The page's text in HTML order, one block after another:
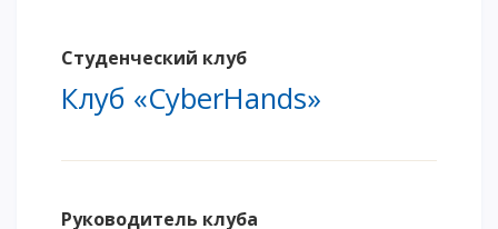
Все о поступлении
Гранты
Меньше 50 баллов/Без ЕНТ
Студенческий клуб
Клуб «CyberHands»
Руководитель клуба